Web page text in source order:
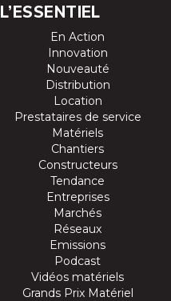
L’ESSENTIEL
En Action
Innovation
Nouveauté
Distribution
Location
Prestataires de service
Matériels
Chantiers
Constructeurs
Tendance
Entreprises
Marchés
Réseaux
Emissions
Podcast
Vidéos matériels
Grands Prix Matériel